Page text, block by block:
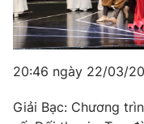
20:46 ngày 22/03/
Giải Bạc: Chương